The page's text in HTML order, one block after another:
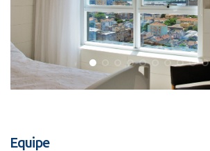
Equipe